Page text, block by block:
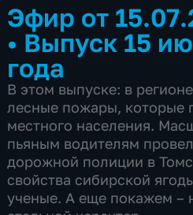
Эфир от
• Выпуск 15
года
В этом выпуске: в
лесные пожары, которые
местного населения.
пьяным водителям
дорожной полиции в
свойства сибирской
ученые. А еще покажем –